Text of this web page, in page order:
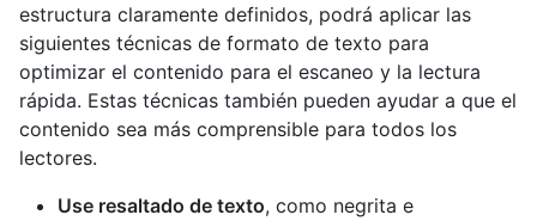
estructura claramente definidos, podrá aplicar las
siguientes técnicas de formato de texto para
optimizar el contenido para el escaneo y la lectura
rápida. Estas técnicas también pueden ayudar a que el
contenido sea más comprensible para todos los
lectores.
Use resaltado de texto, como negrita e